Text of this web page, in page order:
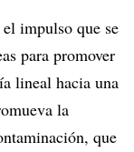
impulso que se
para promover
lineal hacia una
la
que